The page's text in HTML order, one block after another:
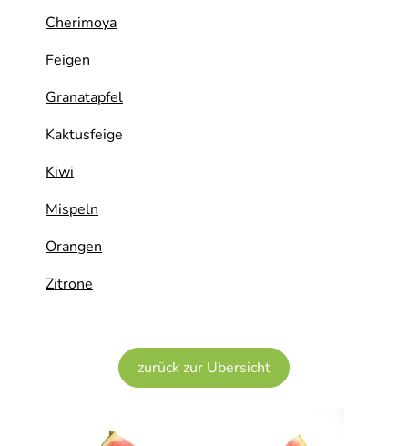
Cherimoya
Feigen
Granatapfel
Kaktusfeige
Kiwi
Mispeln
Orangen
Zitrone
zurück zur Übersicht